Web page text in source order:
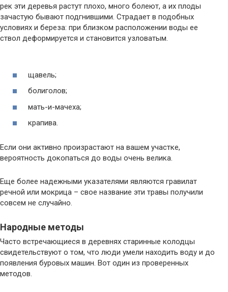
рек эти деревья растут плохо, много болеют, а их плоды
зачастую бывают подгнившими. Страдает в подобных
условиях и береза: при близком расположении воды ее
ствол деформируется и становится узловатым.
щавель;
болиголов;
мать-и-мачеха;
крапива.
Если они активно произрастают на вашем участке,
вероятность докопаться до воды очень велика.
Еще более надежными указателями являются гравилат
речной или мокрица – свое название эти травы получили
совсем не случайно.
Народные методы
Часто встречающиеся в деревнях старинные колодцы
свидетельствуют о том, что люди умели находить воду и до
появления буровых машин. Вот один из проверенных
методов.